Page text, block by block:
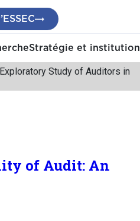
Stratégie et institution
Study of Auditors in
of Audit: An